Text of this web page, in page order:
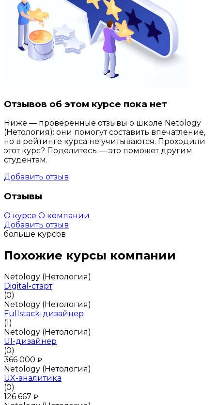
Отзывов об этом курсе пока нет
Ниже — проверенные отзывы о школе Netology
(Нетология): они помогут составить впечатление,
но в рейтинге курса не учитываются. Проходили
этот курс? Поделитесь — это поможет другим
студентам.
Добавить отзыв
Отзывы
О курсе О компании
Добавить отзыв
больше курсов
Похожие курсы компании
Netology (Нетология)
Digital-старт
(0)
Netology (Нетология)
Fullstack-дизайнер
(1)
Netology (Нетология)
UI-дизайнер
(0)
366 000 ₽
Netology (Нетология)
UX-аналитика
(0)
126 667 ₽